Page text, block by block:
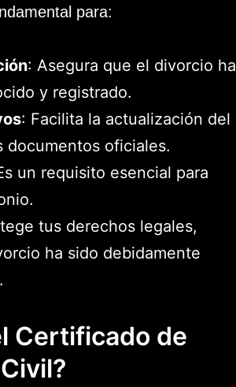
para:
: Asegura que el divorcio ha
y registrado.
: Facilita la actualización del
documentos oficiales.
un requisito esencial para
tus derechos legales,
ha sido debidamente
Certificado de